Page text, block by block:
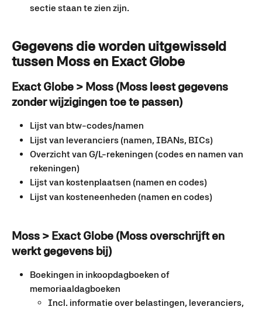
sectie staan te zien zijn.
Gegevens die worden uitgewisseld
tussen Moss en Exact Globe
Exact Globe > Moss (Moss leest gegevens
zonder wijzigingen toe te passen)
Lijst van btw-codes/namen
Lijst van leveranciers (namen, IBANs, BICs)
Overzicht van G/L-rekeningen (codes en namen van
rekeningen)
Lijst van kostenplaatsen (namen en codes)
Lijst van kosteneenheden (namen en codes)
Moss > Exact Globe (Moss overschrijft en
werkt gegevens bij)
Boekingen in inkoopdagboeken of
memoriaaldagboeken
Incl. informatie over belastingen, leveranciers,